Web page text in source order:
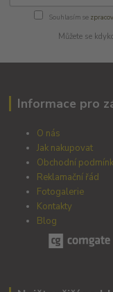
Souhlasím se
Můžete se
Informace pro
O nás
Jak nakupovat
Obchodní
Reklamační řád
Fotogalerie
Kontakty
Blog